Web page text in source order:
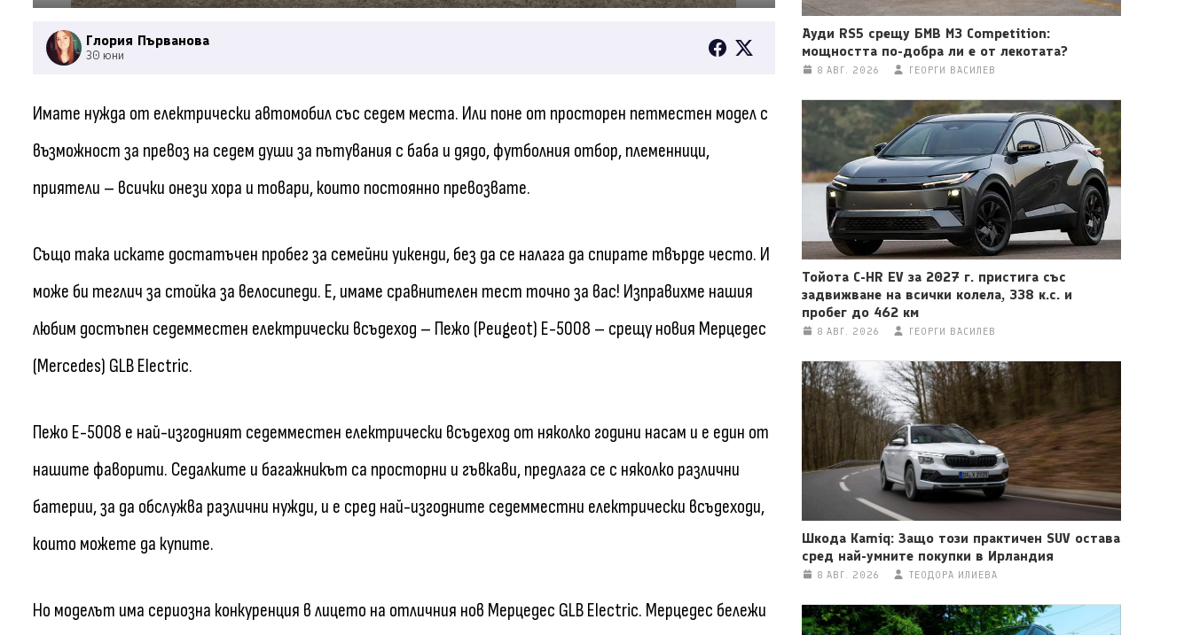
Глория Първанова
30 юни
Имате нужда от електрически автомобил със седем места. Или поне от просторен петместен модел с
възможност за превоз на седем души за пътувания с баба и дядо, футболния отбор, племенници,
приятели – всички онези хора и товари, които постоянно превозвате.
Също така искате достатъчен пробег за семейни уикенди, без да се налага да спирате твърде често. И
може би теглич за стойка за велосипеди. Е, имаме сравнителен тест точно за вас! Изправихме нашия
любим достъпен седемместен електрически всъдеход – Пежо (Peugeot) E-5008 – срещу новия Мерцедес
(Mercedes) GLB Electric.
Пежо E-5008 е най-изгодният седемместен електрически всъдеход от няколко години насам и е един от
нашите фаворити. Седалките и багажникът са просторни и гъвкави, предлага се с няколко различни
батерии, за да обслужва различни нужди, и е сред най-изгодните седемместни електрически всъдеходи,
които можете да купите.
Но моделът има сериозна конкуренция в лицето на отличния нов Мерцедес GLB Electric. Мерцедес бележи
Ауди RS5 срещу БМВ M3 Competition:
мощността по-добра ли е от лекотата?
8 АВГ. 2026 ГЕОРГИ ВАСИЛЕВ
Тойота C-HR EV за 2027 г. пристига със
задвижване на всички колела, 338 к.с. и
пробег до 462 км
8 АВГ. 2026 ГЕОРГИ ВАСИЛЕВ
Шкода Kamiq: Защо този практичен SUV остава
сред най-умните покупки в Ирландия
8 АВГ. 2026 ТЕОДОРА ИЛИЕВА